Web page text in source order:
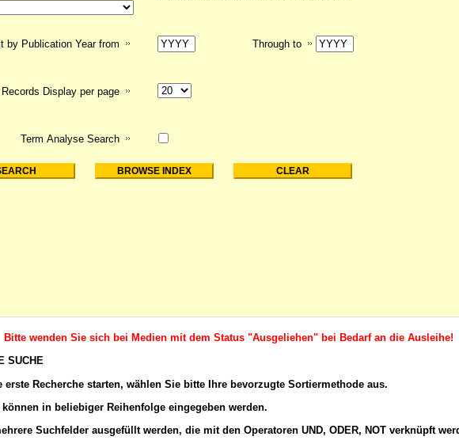
Term Analyse Search
by Publication Year from Through to
Records Display per page
Bitte wenden Sie sich bei Medien mit dem Status "Ausgeliehen" bei Bedarf an die Ausleihe!
SUCHE
erste Recherche starten, wählen Sie bitte Ihre bevorzugte Sortiermethode aus.
können in beliebiger Reihenfolge eingegeben werden.
Suchfelder ausgefüllt werden, die mit den Operatoren UND, ODER, NOT verknüpft